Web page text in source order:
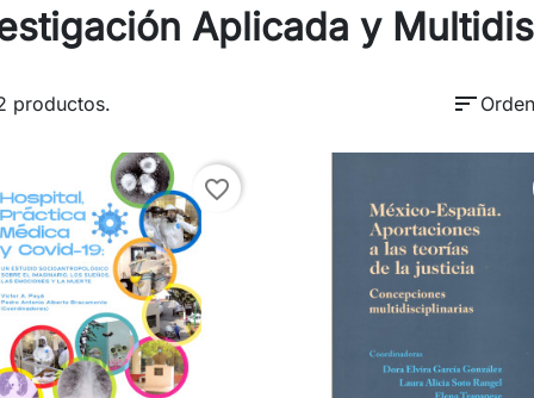
Aplicada y
productos. sort
favorite_border